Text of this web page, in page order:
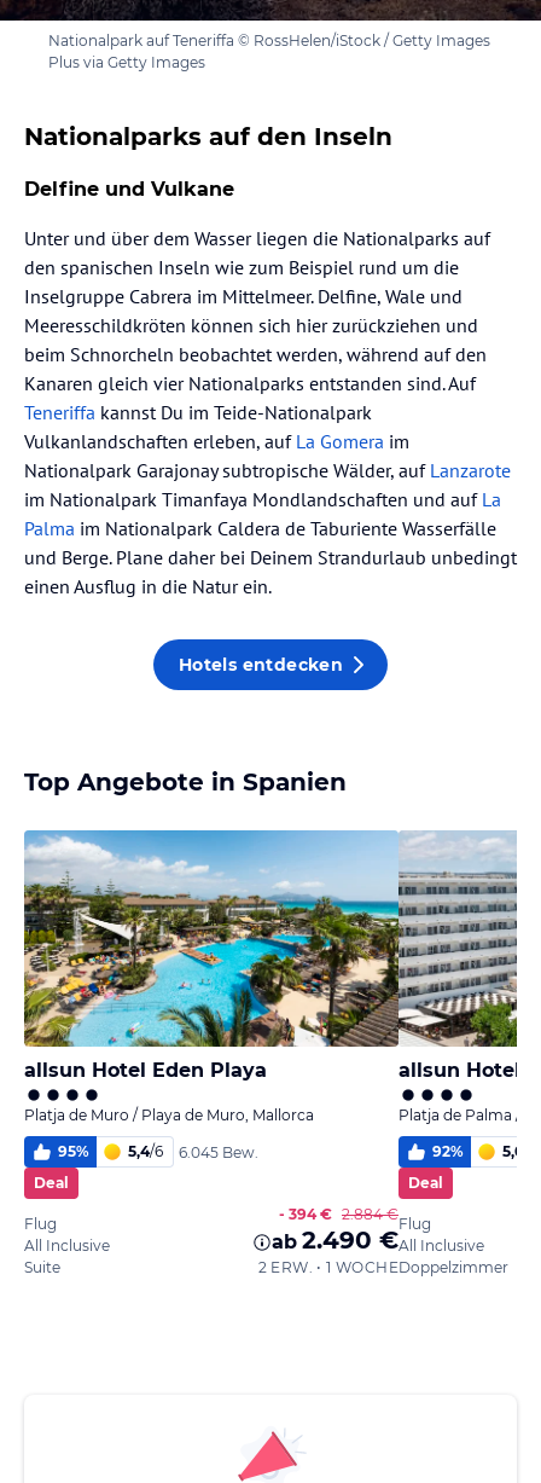
Nationalpark auf Teneriffa © RossHelen/iStock / Getty Images
Plus via Getty Images
Nationalparks auf den Inseln
Delfine und Vulkane
Unter und über dem Wasser liegen die Nationalparks auf
den spanischen Inseln wie zum Beispiel rund um die
Inselgruppe Cabrera im Mittelmeer. Delfine, Wale und
Meeresschildkröten können sich hier zurückziehen und
beim Schnorcheln beobachtet werden, während auf den
Kanaren gleich vier Nationalparks entstanden sind. Auf
Teneriffa kannst Du im Teide-Nationalpark
Vulkanlandschaften erleben, auf La Gomera im
Nationalpark Garajonay subtropische Wälder, auf Lanzarote
im Nationalpark Timanfaya Mondlandschaften und aufLa
Palma im Nationalpark Caldera de Taburiente Wasserfälle
und Berge. Plane daher bei Deinem Strandurlaub unbedingt
einen Ausflug in die Natur ein.
Hotels entdecken
Top Angebote in Spanien
allsun Hotel Eden Playa
Platja de Muro / Playa de Muro, Mallorca
95% 5,4/6
6.045 Bew.
Deal
Flug
All Inclusive
Suite
- 394 € 2.884 €
ab 2.490 €
2 ERW. • 1 WOCHE
allsun Hotel
Platja de Palma /
92% 5,0
Deal
Flug
All Inclusive
Doppelzimmer